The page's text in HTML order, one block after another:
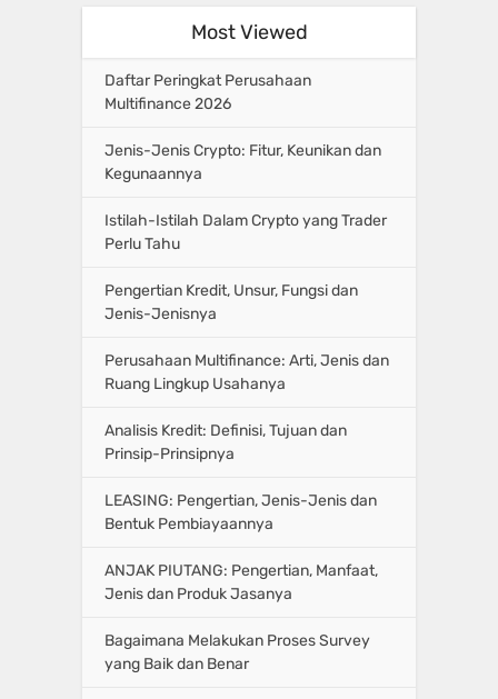
Most Viewed
Daftar Peringkat Perusahaan
Multifinance 2026
Jenis-Jenis Crypto: Fitur, Keunikan dan
Kegunaannya
Istilah-Istilah Dalam Crypto yang Trader
Perlu Tahu
Pengertian Kredit, Unsur, Fungsi dan
Jenis-Jenisnya
Perusahaan Multifinance: Arti, Jenis dan
Ruang Lingkup Usahanya
Analisis Kredit: Definisi, Tujuan dan
Prinsip-Prinsipnya
LEASING: Pengertian, Jenis-Jenis dan
Bentuk Pembiayaannya
ANJAK PIUTANG: Pengertian, Manfaat,
Jenis dan Produk Jasanya
Bagaimana Melakukan Proses Survey
yang Baik dan Benar